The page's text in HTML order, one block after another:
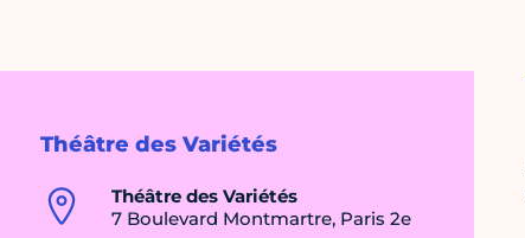
Théâtre des Variétés
Théâtre des Variétés
7 Boulevard Montmartre, Paris 2e